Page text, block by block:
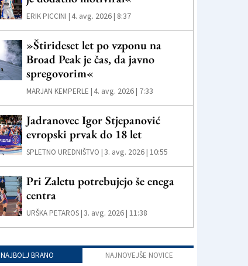
ERIK PICCINI |4. avg. 2026 | 8:37
»Štirideset let po vzponu na
Broad Peak je čas, da javno
spregovorim«
MARJAN KEMPERLE |4. avg. 2026 | 7:33
Jadranovec Igor Stjepanović
evropski prvak do 18 let
SPLETNO UREDNIŠTVO |3. avg. 2026 | 10:55
Pri Zaletu potrebujejo še enega
centra
URŠKA PETAROS |3. avg. 2026 | 11:38
NAJBOLJ BRANO NAJNOVEJŠE NOVICE